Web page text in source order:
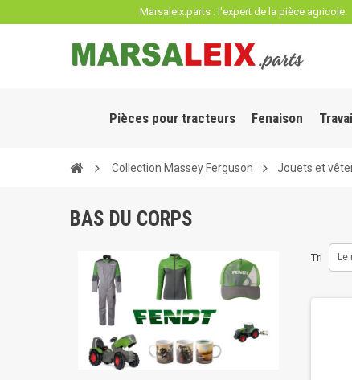
Marsaleix.parts : l'expert de la pièce agricole.
Pièces pour tracteurs Fenaison
Collection Massey Ferguson Jouets et
BAS DU CORPS
Tri Le
Panneau de gestion des cookies